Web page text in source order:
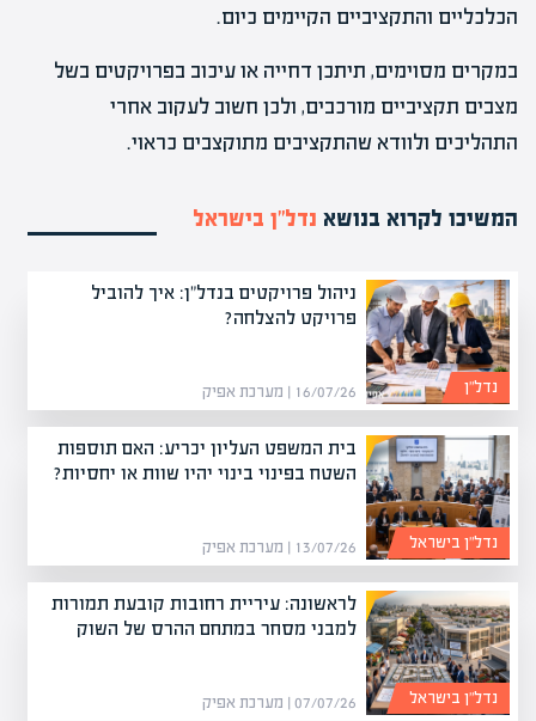
הכלכליים והתקציביים הקיימים כיום.
במקרים מסוימים, תיתכן דחייה או עיכוב בפרויקטים בשל
מצבים תקציביים מורכבים, ולכן חשוב לעקוב אחרי
התהליכים ולוודא שהתקציבים מתוקצבים כראוי.
המשיכו לקרוא בנושא נדל”ן בישראל
ניהול פרויקטים בנדל"ן: איך להוביל
פרויקט להצלחה?
16/07/26 | מערכת אפיק נדל”ן
בית המשפט העליון יכריע: האם תוספות
השטח בפינוי בינוי יהיו שוות או יחסיות?
13/07/26 | מערכת אפיק נדל”ן בישראל
לראשונה: עיריית רחובות קובעת תמורות
למבני מסחר במתחם ההרס של השוק
07/07/26 | מערכת אפיק נדל”ן בישראל